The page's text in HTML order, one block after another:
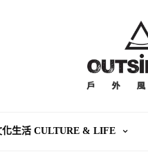
化生活 CULTURE & LIFE